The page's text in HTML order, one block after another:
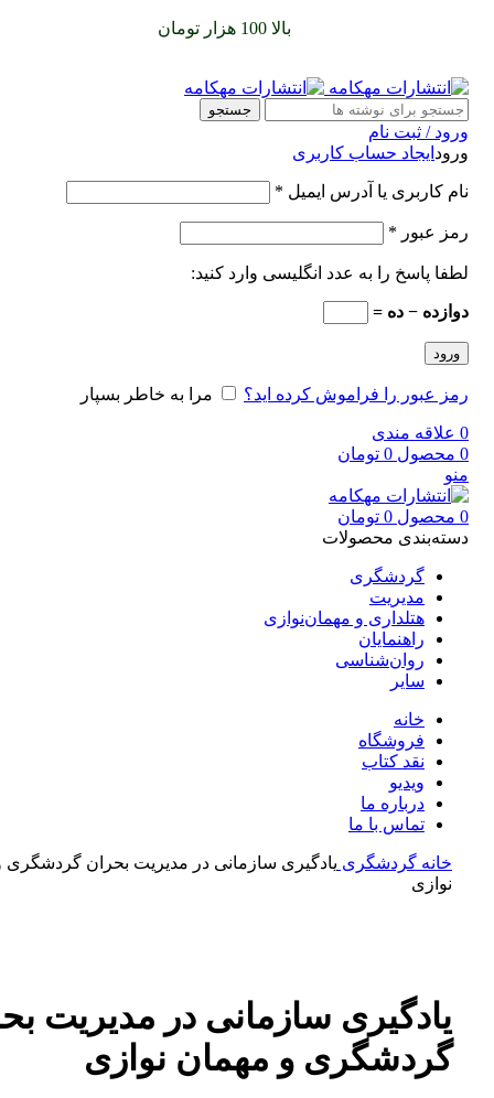
بالا 100 هزار تومان
جستجو
ورود / ثبت نام
ورود ایجاد حساب کاربری
نام کاربری یا آدرس ایمیل *
رمز عبور *
لطفا پاسخ را به عدد انگلیسی وارد کنید:
دوازده − ده =
ورود
رمز عبور را فراموش کرده اید؟ مرا به خاطر بسپار
0 علاقه مندی
0 محصول 0 تومان
منو
0 محصول 0 تومان
دسته‌بندی محصولات
گردشگری
مدیریت
هتلداری و مهمان‌نوازی
راهنمایان
روان‌شناسی
سایر
خانه
فروشگاه
نقد کتاب
ویدیو
درباره‌ ما
تماس با ما
خانه گردشگری یادگیری سازمانی در مدیریت بحران گردشگری
نوازی
یادگیری سازمانی در مدیریت
گردشگری و مهمان نوازی